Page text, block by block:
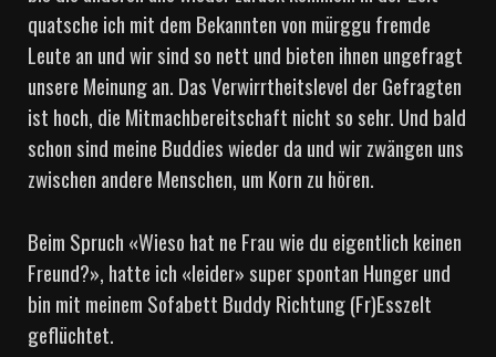
quatsche ich mit dem Bekannten von mürggu fremde
Leute an und wir sind so nett und bieten ihnen ungefragt
unsere Meinung an. Das Verwirrtheitslevel der Gefragten
ist hoch, die Mitmachbereitschaft nicht so sehr. Und bald
schon sind meine Buddies wieder da und wir zwängen uns
zwischen andere Menschen, um Korn zu hören.
Beim Spruch «Wieso hat ne Frau wie du eigentlich keinen
Freund?», hatte ich «leider» super spontan Hunger und
bin mit meinem Sofabett Buddy Richtung (Fr)Esszelt
geflüchtet.